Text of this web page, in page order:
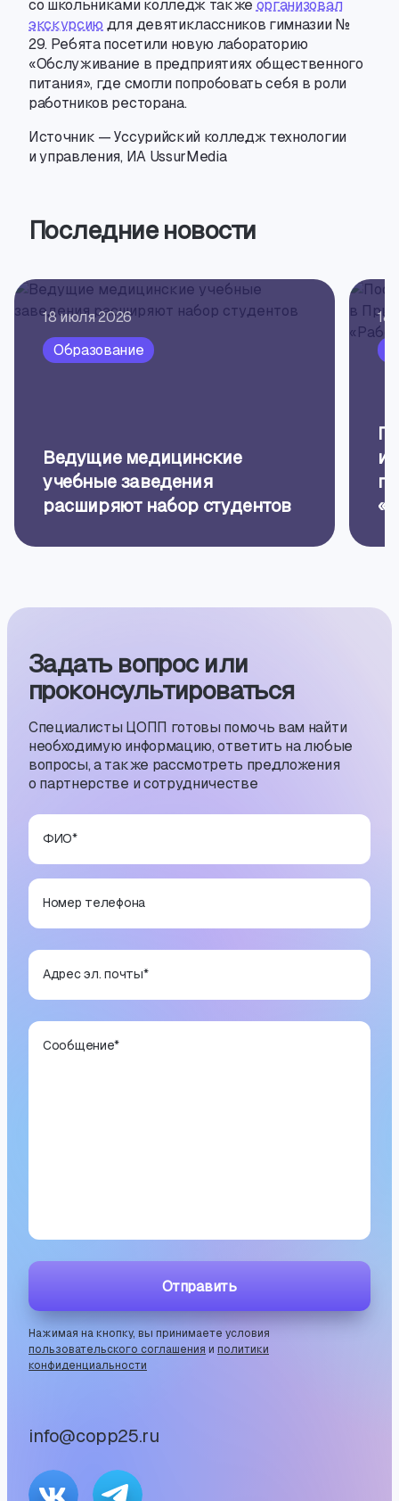
со школьниками колледж также организовал
экскурсию для девятиклассников гимназии №
29. Ребята посетили новую лабораторию
«Обслуживание в предприятиях общественного
питания», где смогли попробовать себя в роли
работников ресторана.
Источник — Уссурийский колледж технологии
и управления, ИА UssurMedia
Последние новости
18 июля 2026
Образование
Ведущие медицинские
учебные заведения
расширяют набор студентов
18
и
info@copp25.ru
Задать вопрос или
проконсуль­тиро­ваться
Специалисты ЦОПП готовы помочь вам найти
необходимую информацию, ответить на любые
вопросы, а также рассмотреть предложения
о партнерстве и сотрудничестве
ФИО*
Номер телефона
Адрес эл. почты*
Сообщение*
Отправить
Нажимая на кнопку, вы принимаете условия
пользовательского соглашения и политики
конфиденциальности